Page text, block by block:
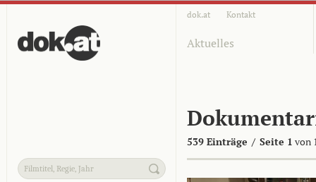
dok.at Kontakt
Aktuelles
539 Einträge / Seite 1 von